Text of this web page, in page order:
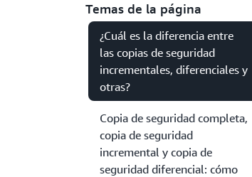
Temas de la página
¿Cuál es la diferencia entre
las copias de seguridad
incrementales, diferenciales y
otras?
Copia de seguridad completa,
copia de seguridad
incremental y copia de
seguridad diferencial: cómo